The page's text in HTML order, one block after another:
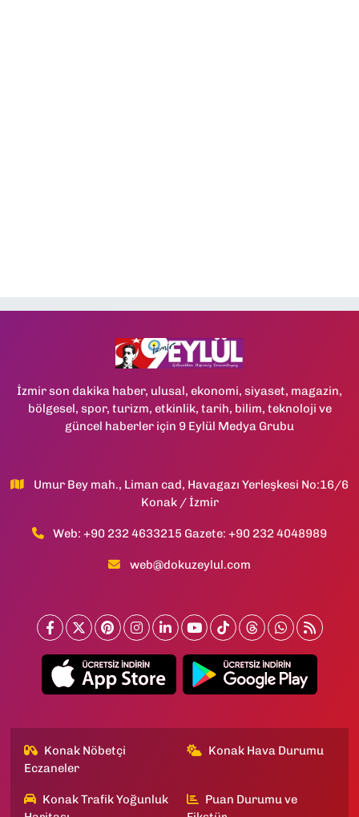
İzmir son dakika haber, ulusal, ekonomi, siyaset, magazin,
bölgesel, spor, turizm, etkinlik, tarih, bilim, teknoloji ve
güncel haberler için 9 Eylül Medya Grubu
Umur Bey mah., Liman cad, Havagazı Yerleşkesi No:16/6
Konak / İzmir
Web: +90 232 4633215 Gazete: +90 232 4048989
web@dokuzeylul.com
Konak Nöbetçi
Eczaneler
Konak Hava Durumu
Konak Trafik Yoğunluk
Puan Durumu ve